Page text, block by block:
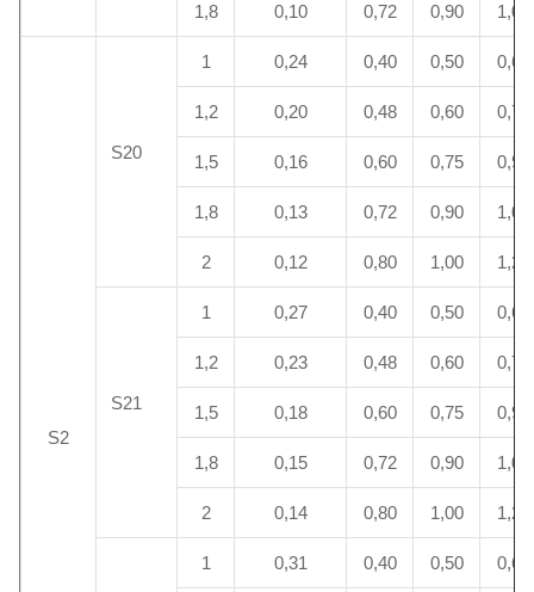
1,8 0,10 0,72 0,90 1,08
S2
S20
1 0,24 0,40 0,50 0,60
1,2 0,20 0,48 0,60 0,72
1,5 0,16 0,60 0,75 0,90
1,8 0,13 0,72 0,90 1,08
2 0,12 0,80 1,00 1,20
S21
1 0,27 0,40 0,50 0,60
1,2 0,23 0,48 0,60 0,72
1,5 0,18 0,60 0,75 0,90
1,8 0,15 0,72 0,90 1,08
2 0,14 0,80 1,00 1,20
1 0,31 0,40 0,50 0,60